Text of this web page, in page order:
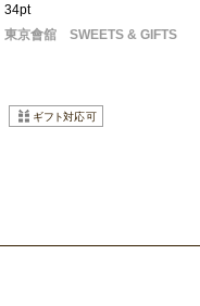
34pt
東京會舘 SWEETS & GIFTS